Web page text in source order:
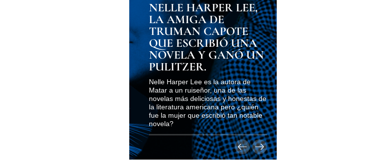
NELLE HARPER LEE,
LA AMIGA DE
TRUMAN CAPOTE
QUE ESCRIBIÓ UNA
NOVELA Y GANÓ UN
PULITZER.
Nelle Harper Lee es la autora de
Matar a un ruiseñor, una de las
novelas más deliciosas y honestas de
la literatura americana pero ¿quién
fue la mujer que escribió tan notable
novela?